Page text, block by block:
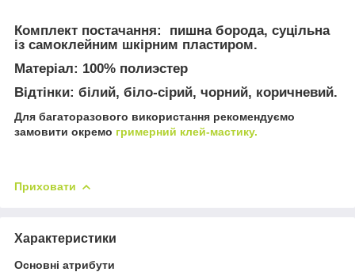
Комплект постачання:
пишна борода, суцільна
із самоклейним шкірним пластиром.
Матеріал: 100% полиэстер
Відтінки: білий, біло-сірий, чорний, коричневий.
Для багаторазового використання рекомендуємо
замовити окремо гримерний клей-мастику.
Приховати
Характеристики
Основні атрибути